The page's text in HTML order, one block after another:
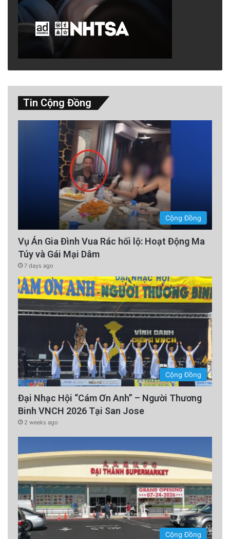
Tin Cộng Đồng
Cộng Đồng
Vụ Án Gia Đình Vua Rác hối lộ: Hoạt Động Ma
Túy và Gái Mại Dâm
7 days ago
Cộng Đồng
Đại Nhạc Hội “Cám Ơn Anh” – Người Thương
Binh VNCH 2026 Tại San Jose
2 weeks ago
Cộng Đồng